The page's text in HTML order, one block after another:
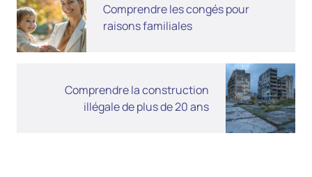
Comprendre les congés pour
raisons familiales
Comprendre la construction
illégale de plus de 20 ans